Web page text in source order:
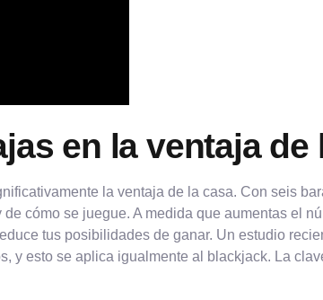
en la ventaja de
la ventaja de la casa. Con seis
cómo se juegue. A medida que aumentas el
tus posibilidades de ganar. Un estudio
y esto se aplica igualmente al blackjack. La